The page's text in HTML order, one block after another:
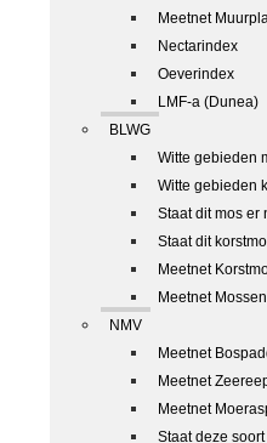
Meetnet
Nectarindex
Oeverindex
LMF-a (Dunea)
BLWG
Witte gebieden
Witte gebieden
Staat dit mos er
Staat dit
Meetnet
Meetnet Mossen
NMV
Meetnet
Meetnet
Meetnet
Staat deze